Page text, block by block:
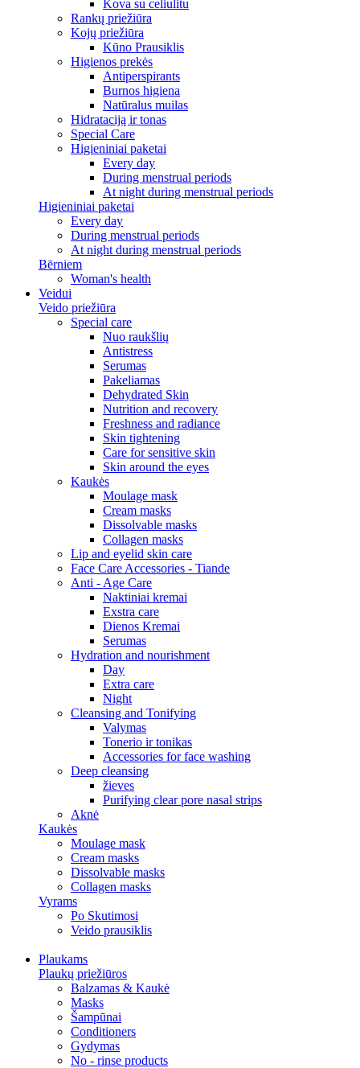
Kova su celiulitu
Rankų priežiūra
Kojų priežiūra
Kūno Prausiklis
Higienos prekės
Antiperspirants
Burnos higiena
Natūralus muilas
Hidrataciją ir tonas
Special Care
Higieniniai paketai
Every day
During menstrual periods
At night during menstrual periods
Higieniniai paketai
Every day
During menstrual periods
At night during menstrual periods
Bērniem
Woman's health
Veidui
Veido priežiūra
Special care
Nuo raukšlių
Antistress
Serumas
Pakeliamas
Dehydrated Skin
Nutrition and recovery
Freshness and radiance
Skin tightening
Care for sensitive skin
Skin around the eyes
Kaukės
Moulage mask
Cream masks
Dissolvable masks
Collagen masks
Lip and eyelid skin care
Face Care Accessories - Tiande
Anti - Age Care
Naktiniai kremai
Exstra care
Dienos Kremai
Serumas
Hydration and nourishment
Day
Extra care
Night
Cleansing and Tonifying
Valymas
Tonerio ir tonikas
Accessories for face washing
Deep cleansing
žieves
Purifying clear pore nasal strips
Aknė
Kaukės
Moulage mask
Cream masks
Dissolvable masks
Collagen masks
Vyrams
Po Skutimosi
Veido prausiklis
Plaukams
Plaukų priežiūros
Balzamas & Kaukė
Masks
Šampūnai
Conditioners
Gydymas
No - rinse products